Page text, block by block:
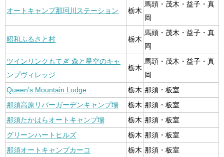
オートキャンプ那珂川ステーション 栃木
馬頭・茂木・益子・真
岡
昭和ふるさと村 栃木
馬頭・茂木・益子・真
岡
ツインリンクもてぎ 森と星空のキャ
ンプヴィレッジ
栃木
馬頭・茂木・益子・真
岡
Queen’s Mountain Lodge
栃木 那須・板室
那須高原リバーガーデンキャンプ場
栃木 那須・板室
那須たかはらオートキャンプ場
栃木 那須・板室
グリーンハートヒルズ
栃木 那須・板室
那須オートキャンプカーコ
栃木 那須・板室